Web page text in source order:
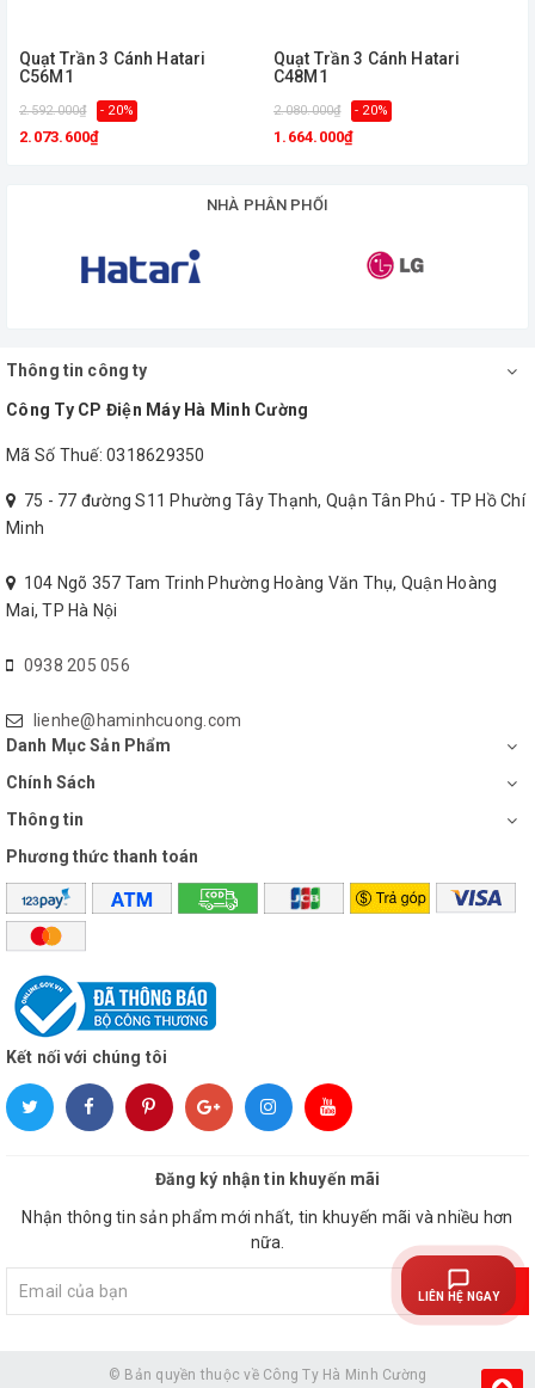
Số đèn
5 năm
Vận chuyển :
ĐÈN THÌ KHÁCH TỰ MUA BÓNG ĐÈN RIÊNG (QUẠT KHÔNG
KÈM THEO BÓNG ĐÈN)
Quạt Trần 3 Cánh Hatari
C56M1
2.592.000₫ - 20%
2.073.600₫
Quạt Trần 3 Cánh Hatari
C48M1
2.080.000₫ - 20%
1.664.000₫
NHÀ PHÂN PHỐI
Thông tin công ty
Công Ty CP Điện Máy Hà Minh Cường
Mã Số Thuế: 0318629350
75 - 77 đường S11 Phường Tây Thạnh, Quận Tân Phú - TP Hồ Chí
Minh
104 Ngõ 357 Tam Trinh Phường Hoàng Văn Thụ, Quận Hoàng
Mai, TP Hà Nội
0938 205 056
lienhe@haminhcuong.com
Danh Mục Sản Phẩm
Chính Sách
Thông tin
Phương thức thanh toán
Kết nối với chúng tôi
Đăng ký nhận tin khuyến mãi
Nhận thông tin sản phẩm mới nhất, tin khuyến mãi và nhiều hơn
nữa.
Đăng ký
© Bản quyền thuộc về Công Ty Hà Minh Cường
LIÊN HỆ NGAY